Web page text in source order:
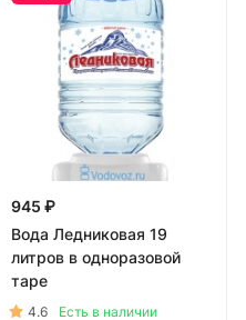
945 ₽
Вода Ледниковая 19
литров в одноразовой
таре
4.6
Есть в наличии